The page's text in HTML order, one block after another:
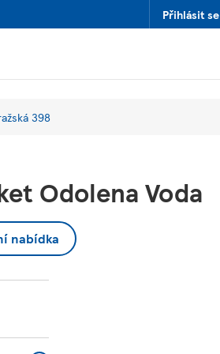
Přihlásit se
398
Odolena Voda
nabídka